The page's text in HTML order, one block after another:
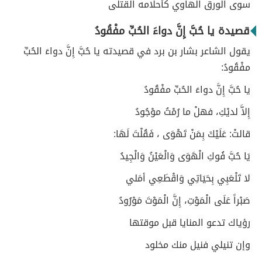
سوى الورق الهاوي كأحلامه القتلى
قصيدة يا حُبَّ إِنَّ دواءَ الحُبِّ مفْقُودُ
يقول الشاعر بشار بن برد في قصيدته يا حُبَّ إِنَّ دواءَ الحُبِّ
مفْقُودُ:
يا حُبَّ إِنَّ دواءَ الحُبِّ مفْقُودُ
إِلاَّ لديْكِ، فهلْ ما رُمْتُ موْجُودُ
قالتْ: عَلَيْكَ بِمَنْ تَهْوَى ، فَقُلْتَ لَهَا:
يَا حُبَّ فُوكِ الْهَوَى وَالْعَيْنُ وَالْجِيدُ
لا تَلْعَبِي بِحَيَاتِي وَاقْطَعِي أمَلي
صَبْراً عَلَى الْمَوْتِ، إِنَّ الْمَوْتَ مَوْرُودُ
رؤياك تدعو المنايا قبل موقتها
وإن تنيلي فنيل منك مخلود